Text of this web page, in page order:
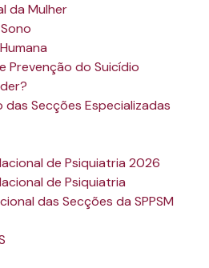
da Mulher
Prevenção do Suicídio
das Secções Especializadas
de Psiquiatria 2026
de Psiquiatria
das Secções da SPPSM